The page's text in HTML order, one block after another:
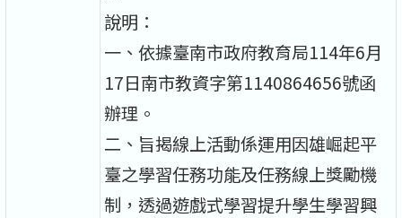
說明：
一、依據臺南市政府教育局114年6月
17日南市教資字第1140864656號函
辦理。
二、旨揭線上活動係運用因雄崛起平
臺之學習任務功能及任務線上獎勵機
制，透過遊戲式學習提升學生學習興